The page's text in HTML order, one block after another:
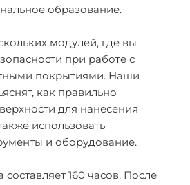
образование.
модулей, где вы
при работе с
покрытиями. Наши
как правильно
для нанесения
использовать
и оборудование.
составляет 160 часов. После